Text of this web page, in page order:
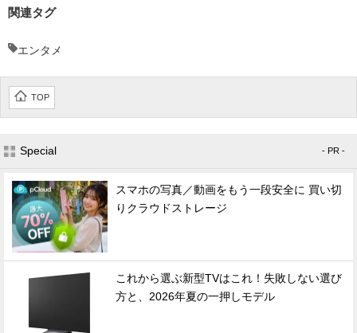
関連タグ
エンタメ
TOP
Special - PR -
スマホの写真／動画をもう一段安全に 買い切
りクラウドストレージ
これから選ぶ新型TVはこれ！失敗しない選び
方と、2026年夏の一押しモデル